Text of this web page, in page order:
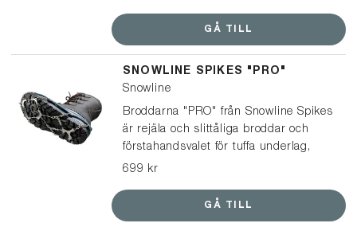
kängor, och är enkla att ta på och av
</br> <p><span style="font-size:
small; color: #000000;">Perfekta till
hundpromenaden, ärenden i stan,
snöskottning och promenader – men
också till fritid som vinterutflykter och
mer aktiv gång.</span></p></br> ⭐️
Broddarna från Snowline Spikes har
Aftonbladets och Icakurirens tester av
GÅ TILL
SNOWLINE SPIKES "PRO"
Snowline
Broddarna "PRO" från Snowline Spikes
är rejäla och slittåliga broddar och
förstahandsvalet för tuffa underlag,
vare sig det gäller fritid, jakt,
699 kr
GÅ TILL